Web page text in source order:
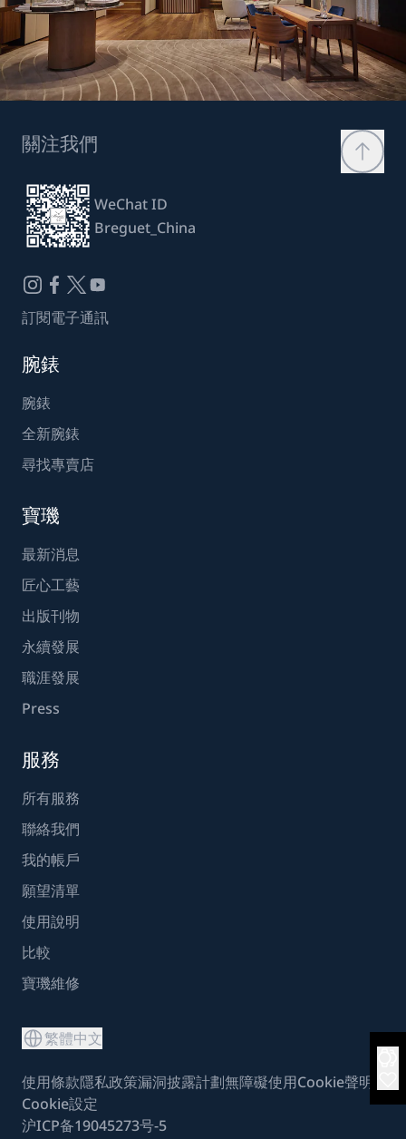
關注我們
WeChat ID
Breguet_China
訂閱電子通訊
腕錶
腕錶
全新腕錶
尋找專賣店
寶璣
最新消息
匠心工藝
出版刊物
永續發展
職涯發展
Press
服務
所有服務
聯絡我們
我的帳戶
願望清單
使用說明
比較
寶璣維修
繁體中文
使用條款隱私政策漏洞披露計劃無障礙使用Cookie聲明
Cookie設定
沪ICP备19045273号-5